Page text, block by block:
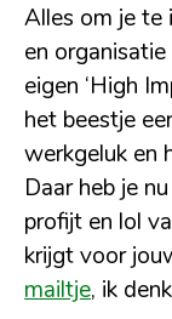
Alles om je te
en
eigen ‘High
het beestje
werkgeluk en
Daar heb je
profijt en lol
krijgt voor
mailtje, ik